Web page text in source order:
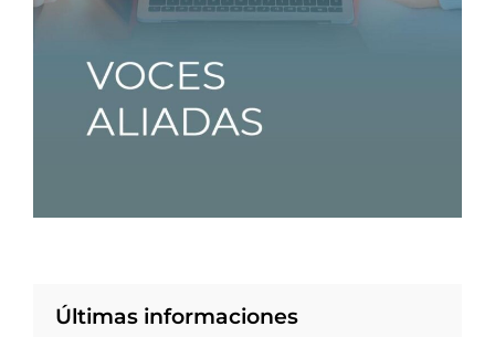
Últimas informaciones